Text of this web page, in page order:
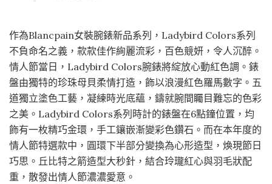
作為Blancpain女裝腕錶新品系列，Ladybird Colors系列
不負命名之義，款款佳作絢麗流彩，百色競妍，令人沉醉。
情人節當日，Ladybird Colors腕錶將綻放心動紅色調。錶
盤由獨特的珍珠母貝柔情打造，飾以浪漫紅色羅馬數字。五
道獨立塗色工藝，凝練時光底蘊，鑄就腕間矚目難忘的色彩
之美。Ladybird Colors系列時計的錶盤在6點鐘位置，均
飾有一枚精巧金環，手工鑲嵌漸變彩色鑽石。而在本年度的
情人節特選款中，圓環下半部分變換為心形造型，煥現節日
巧思。丘比特之箭造型大秒針，結合玲瓏紅心與羽毛狀配
重，散發出情人節濃濃愛意。